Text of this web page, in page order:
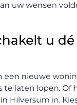
uw wensen
u dé
een nieuwe
laten lopen. Of
Hilversum in.